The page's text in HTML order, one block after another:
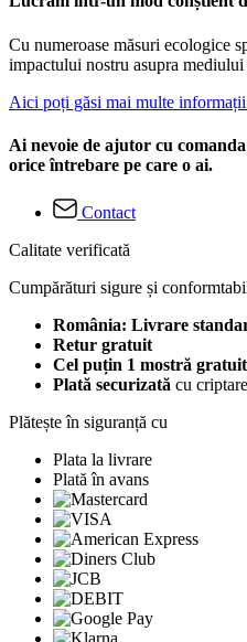
Cu numeroase măsuri ecologice
impactului nostru asupra
Aici poți găsi mai multe
Ai nevoie de ajutor cu
orice întrebare pe care o ai.
Contact
Calitate verificată
Cumpărături sigure și
România: Livrare
Retur gratuit
Cel puțin 1 mostră
Plată securizată cu
Plătește în siguranță cu
Plata la livrare
Plată în avans